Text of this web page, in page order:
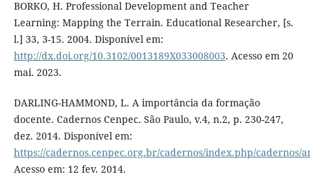
BORKO, H. Professional Development and Teacher
Learning: Mapping the Terrain. Educational Researcher, [s.
l.] 33, 3-15. 2004. Disponível em:
http://dx.doi.org/10.3102/0013189X033008003. Acesso em 20
mai. 2023.
DARLING-HAMMOND, L. A importância da formação
docente. Cadernos Cenpec. São Paulo, v.4, n.2, p. 230-247,
dez. 2014. Disponível em:
https://cadernos.cenpec.org.br/cadernos/index.php/cadernos/
Acesso em: 12 fev. 2014.